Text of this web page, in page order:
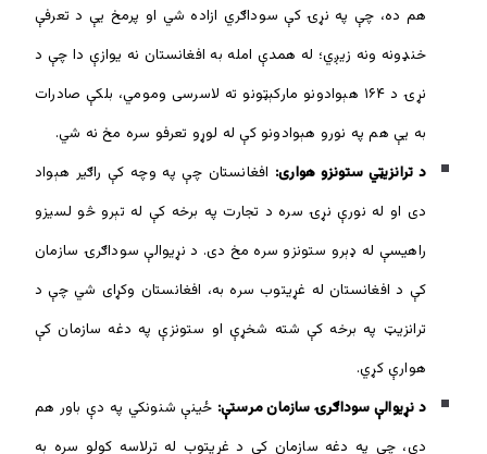
هم ده، چې په نړۍ کې سوداګري ازاده شي او پرمخ یې د تعرفې
خنډونه ونه زیږي؛ له همدې امله به افغانستان نه یوازې دا چې د
نړۍ د ۱۶۴ هېوادونو مارکېټونو ته لاسرسی ومومي، بلکې صادرات
به یې هم په نورو هېوادونو کې له لوړو تعرفو سره مخ نه شي.
د ترانزیټي ستونزو هواری: افغانستان چې په وچه کې راګیر هېواد
دی او له نورې نړۍ سره د تجارت په برخه کې له تېرو څو لسیزو
راهیسې له ډېرو ستونزو سره مخ دی. د نړیوالې سوداګرۍ سازمان
کې د افغانستان له غړیتوب سره به، افغانستان وکړای شي چې د
ترانزيټ په برخه کې شته شخړې او ستونزې په دغه سازمان کې
هوارې کړي.
د نړیوالې سوداګرۍ سازمان مرستې: ځینې شنونکي په دې باور هم
دي، چې په دغه سازمان کې د غړیتوب له ترلاسه کولو سره به